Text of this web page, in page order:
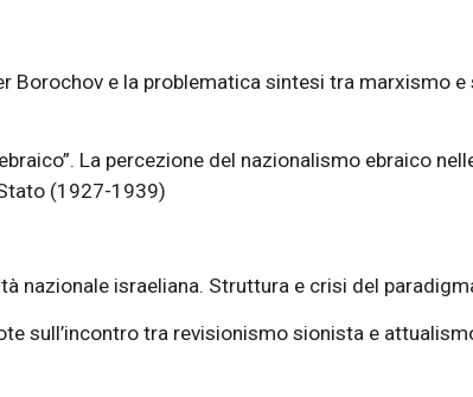
Borochov e la problematica sintesi tra marxismo
La percezione del nazionalismo ebraico
(1927-1939)
nazionale israeliana. Struttura e crisi del
sull’incontro tra revisionismo sionista e